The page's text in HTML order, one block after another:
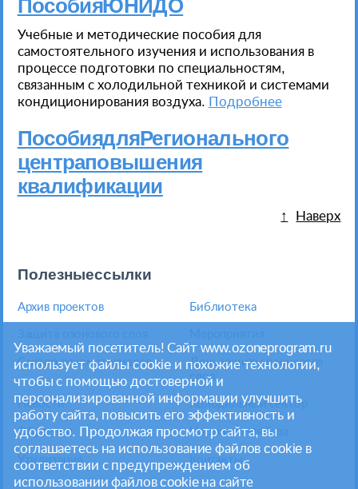
Пособия ЮНИДО
Учебные и методические пособия для
самостоятельного изучения и использования в
процессе подготовки по специальностям,
связанным с холодильной техникой и системами
кондиционирования воздуха. Подробнее
Пособия для Регионального
центра повышения
квалификации
Наверх
Полезные ссылки
Архив проектов Библиотека
Сектор пеноматериалов
День защиты озонового
слоя
Новости Холодильный сектор
Обучение Нормативная база
Уважаемый посетитель! Сайт www.ozoneprogram.ru
использует файлы cookie и похожие технологии,
чтобы с помощью достоверной и
персонализированной информации улучшить
работу сайта, повысить его эффективность и
удобство. Продолжая просмотр сайта, вы
соглашаетесь на использование файлов cookie в
соответствии с предупреждением об
использовании файлов cookie на сайте